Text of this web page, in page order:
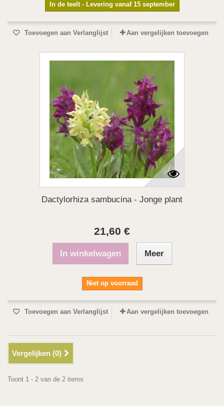
In de teelt - Levering vanaf 15 september
Toevoegen aan Verlanglijst Aan vergelijken toevoegen
Dactylorhiza sambucina - Jonge plant
21,60 €
In winkelwagen Meer
Niet op voorraad
Toevoegen aan Verlanglijst Aan vergelijken toevoegen
Vergelijken (0)
Toont 1 - 2 van de 2 items